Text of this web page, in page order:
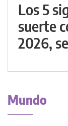
Los 5
suerte
2026,
Mundo